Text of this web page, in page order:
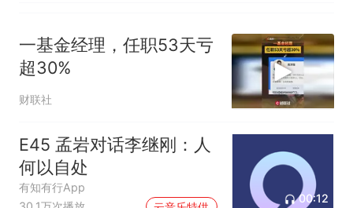
一基金经理，任职53天亏
超30%
财联社
E45 孟岩对话李继刚：人
何以自处
有知有行App
00:12